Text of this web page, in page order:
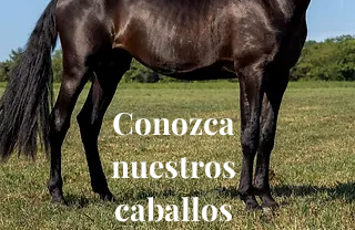
Conozca
nuestros
caballos